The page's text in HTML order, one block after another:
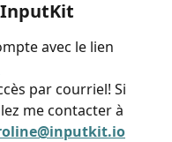
InputKit
avec le lien
par courriel! Si
me contacter à